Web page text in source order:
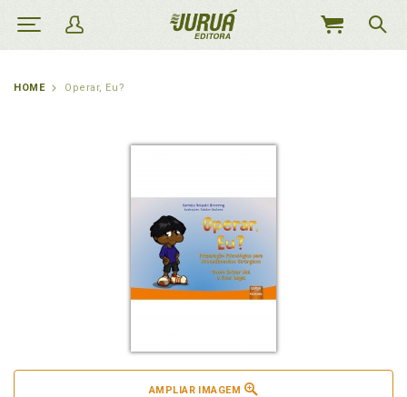
MEU
HOME Operar, Eu?
AMPLIAR IMAGEM